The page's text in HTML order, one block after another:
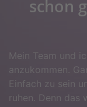
schon
Mein Team und
anzukommen.
Einfach zu sein
ruhen. Denn das